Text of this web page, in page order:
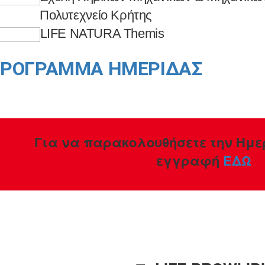
Κρήτης
LIFE NATURA Themis
ΗΜΕΡΙΔΑΣ
Για να παρακολουθήσετε την
εγγραφή ΕΔΩ